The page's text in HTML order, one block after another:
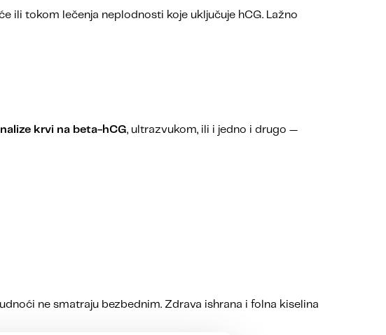
ili tokom lečenja neplodnosti koje uključuje hCG. Lažno
krvi na beta-hCG, ultrazvukom, ili i jedno i drugo —
ne smatraju bezbednim. Zdrava ishrana i folna kiselina